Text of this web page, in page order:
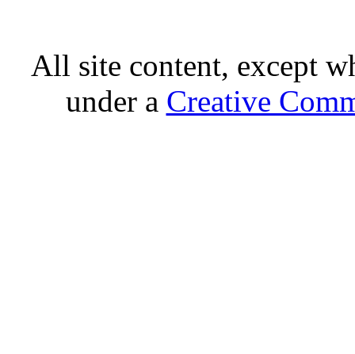
All site content, except
under a Creative